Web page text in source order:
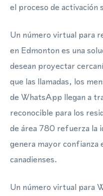
el proceso de activación
Un número virtual para
en Edmonton es una
desean proyectar
que las llamadas, los
de WhatsApp llegan a
reconocible para los
de área 780 refuerza la
genera mayor confianza
canadienses.
Un número virtual para